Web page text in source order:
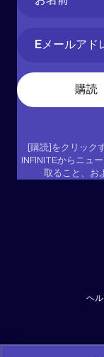
[購読]をクリック
INFINITEからニュ
取ること、お
ヘ